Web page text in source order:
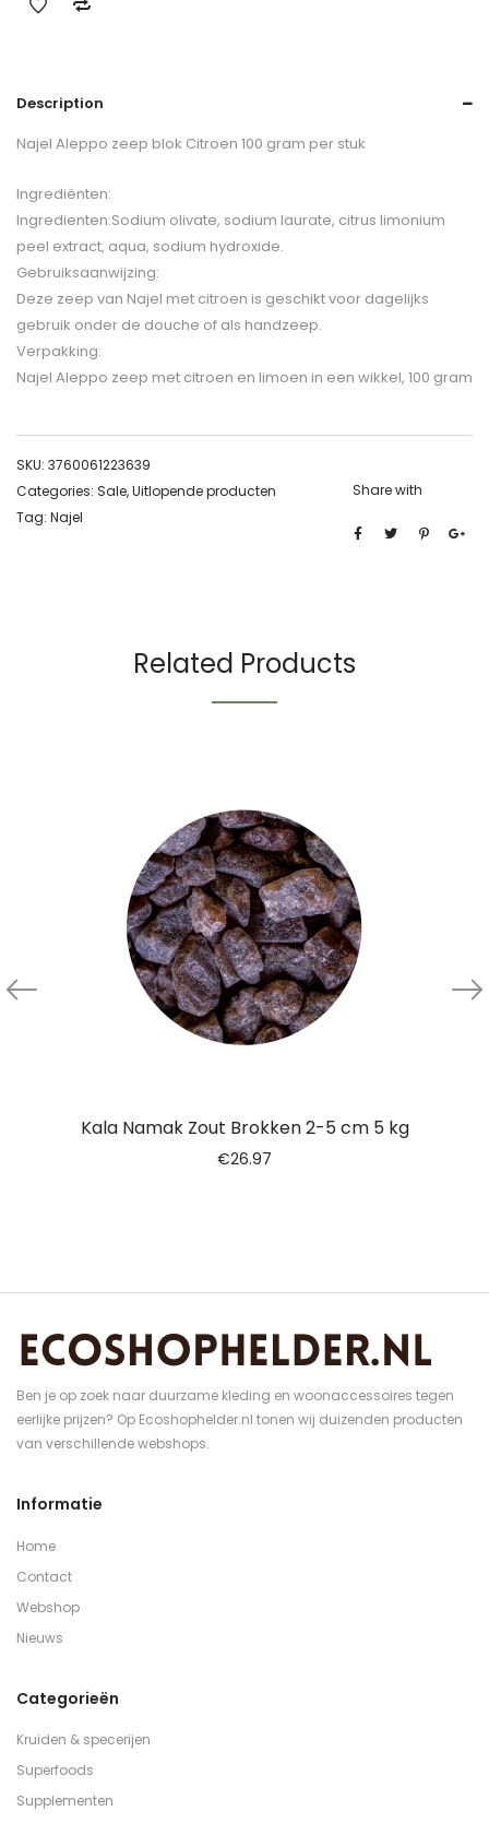
Description
Najel Aleppo zeep blok Citroen 100 gram per stuk
Ingrediënten:
Ingredienten:Sodium olivate, sodium laurate, citrus limonium
peel extract, aqua, sodium hydroxide.
Gebruiksaanwijzing:
Deze zeep van Najel met citroen is geschikt voor dagelijks
gebruik onder de douche of als handzeep.
Verpakking:
Najel Aleppo zeep met citroen en limoen in een wikkel, 100 gram
SKU: 3760061223639
Categories: Sale,Uitlopende producten
Tag: Najel
Share with
Related Products
Kala Namak Zout Brokken 2-5 cm 5 kg
€26.97
Ben je op zoek naar duurzame kleding en woonaccessoires tegen
eerlijke prijzen? Op Ecoshophelder.nl tonen wij duizenden producten
van verschillende webshops.
Informatie
Home
Contact
Webshop
Nieuws
Categorieën
Kruiden & specerijen
Superfoods
Supplementen